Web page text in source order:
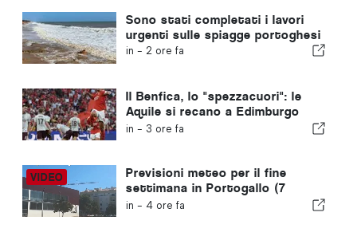
Sono stati completati i lavori
urgenti sulle spiagge portoghesi
in - 2 ore fa
Il Benfica, lo "spezzacuori": le
Aquile si recano a Edimburgo
con un piede già nella fase
in - 3 ore fa
Previsioni meteo per il fine
settimana in Portogallo (7
agosto): cosa aspettarsi in
in - 4 ore fa